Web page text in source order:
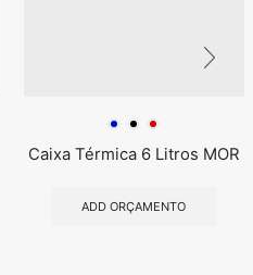
Caixa Térmica 6 Litros MOR
ADD ORÇAMENTO